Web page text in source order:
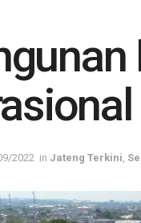
2022 in Jateng Terkini